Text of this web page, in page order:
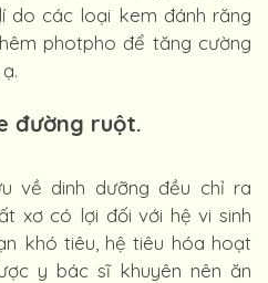
do các loại kem đánh răng
photpho để tăng cường
đường ruột.
về dinh dưỡng đều chỉ ra
xơ có lợi đối với hệ vi sinh
khó tiêu, hệ tiêu hóa hoạt
y bác sĩ khuyên nên ăn